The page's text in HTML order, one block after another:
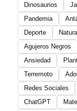
Dinosaurios
Pandemia
Deporte
Agujeros Negros
Ansiedad
Terremoto
Redes Sociales
ChatGPT